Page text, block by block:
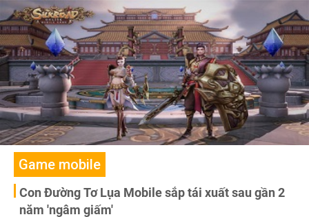
Game mobile
Con Đường Tơ Lụa Mobile sắp tái xuất sau gần 2
năm 'ngâm giấm'